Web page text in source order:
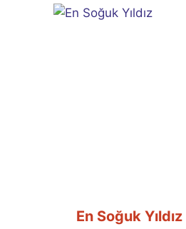
En Soğuk Yıldız